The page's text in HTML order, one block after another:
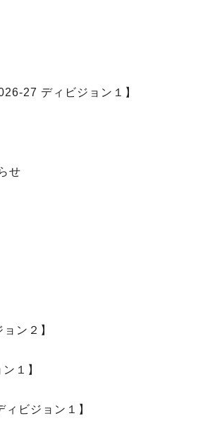
27 ディビジョン１】
せ
ン２】
１】
ビジョン１】